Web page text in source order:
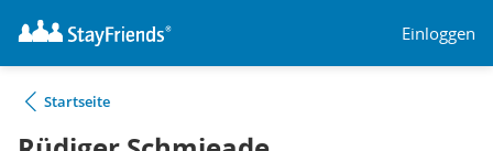
Einloggen
Startseite